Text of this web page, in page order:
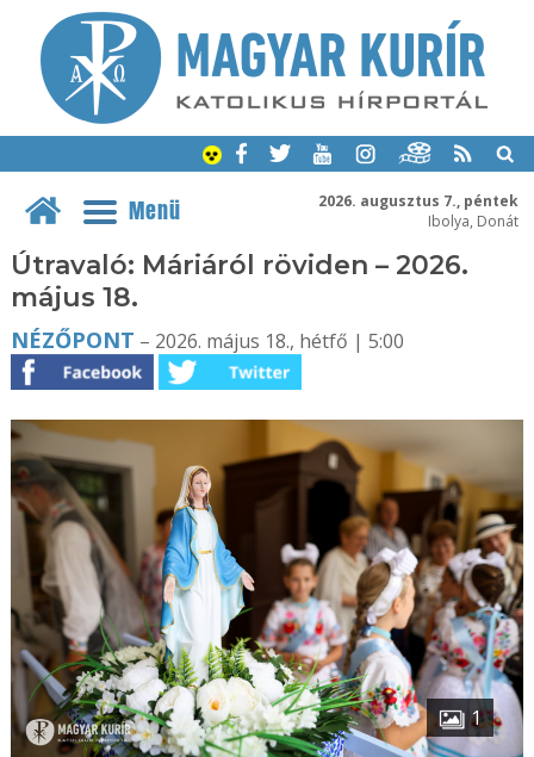
2026. augusztus 7., péntek
Ibolya, Donát
Menü
Útravaló: Máriáról röviden – 2026.
május 18.
NÉZŐPONT – 2026. május 18., hétfő | 5:00
1